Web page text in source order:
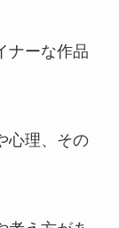
ナーな作品
心理、その